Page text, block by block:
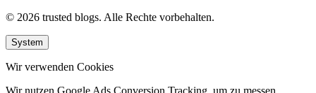
© 2026 trusted blogs. Alle Rechte vorbehalten.
System
Wir verwenden Cookies
Wir nutzen Google Ads Conversion Tracking, um zu messen,